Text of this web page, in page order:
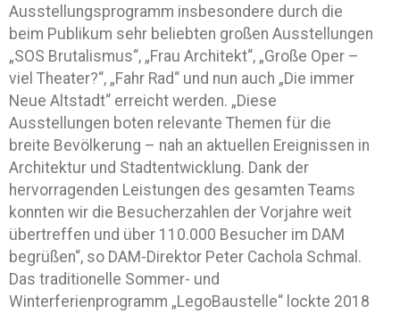
Ausstellungsprogramm insbesondere durch die
beim Publikum sehr beliebten großen Ausstellungen
„SOS Brutalismus“, „Frau Architekt“, „Große Oper –
viel Theater?“, „Fahr Rad“ und nun auch „Die immer
Neue Altstadt“ erreicht werden. „Diese
Ausstellungen boten relevante Themen für die
breite Bevölkerung – nah an aktuellen Ereignissen in
Architektur und Stadtentwicklung. Dank der
hervorragenden Leistungen des gesamten Teams
konnten wir die Besucherzahlen der Vorjahre weit
übertreffen und über 110.000 Besucher im DAM
begrüßen“, so DAM-Direktor Peter Cachola Schmal.
Das traditionelle Sommer- und
Winterferienprogramm „LegoBaustelle“ lockte 2018